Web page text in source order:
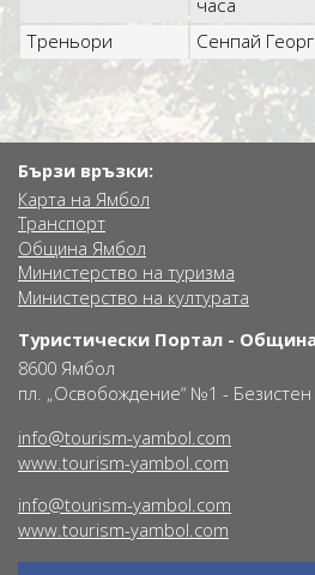
Треньори
Сенпай
Бързи връзки:
Карта на Ямбол
Транспорт
Община Ямбол
Министерство на туризма
Министерство на културата
Туристически Портал -
8600 Ямбол
пл. „Освобождение“ №1 - Безистен
info@tourism-yambol.com
www.tourism-yambol.com
info@tourism-yambol.com
www.tourism-yambol.com